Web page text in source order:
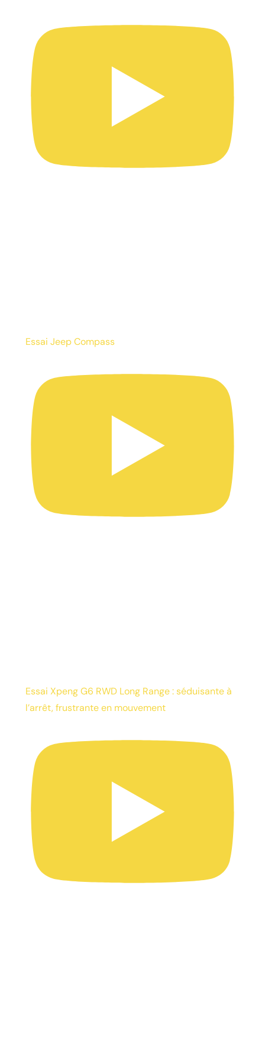
Essai Jeep Compass
Essai Xpeng G6 RWD Long Range : séduisante à
l’arrêt, frustrante en mouvement